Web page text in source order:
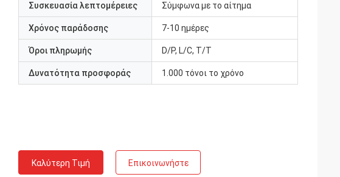
Συσκευασία λεπτομέρειες Σύμφωνα με το αίτημα
Χρόνος παράδοσης 7-10 ημέρες
Όροι πληρωμής D/P, L/C, T/T
Δυνατότητα προσφοράς 1.000 τόνοι το χρόνο
Καλύτερη Τιμή Επικοινωνήστε